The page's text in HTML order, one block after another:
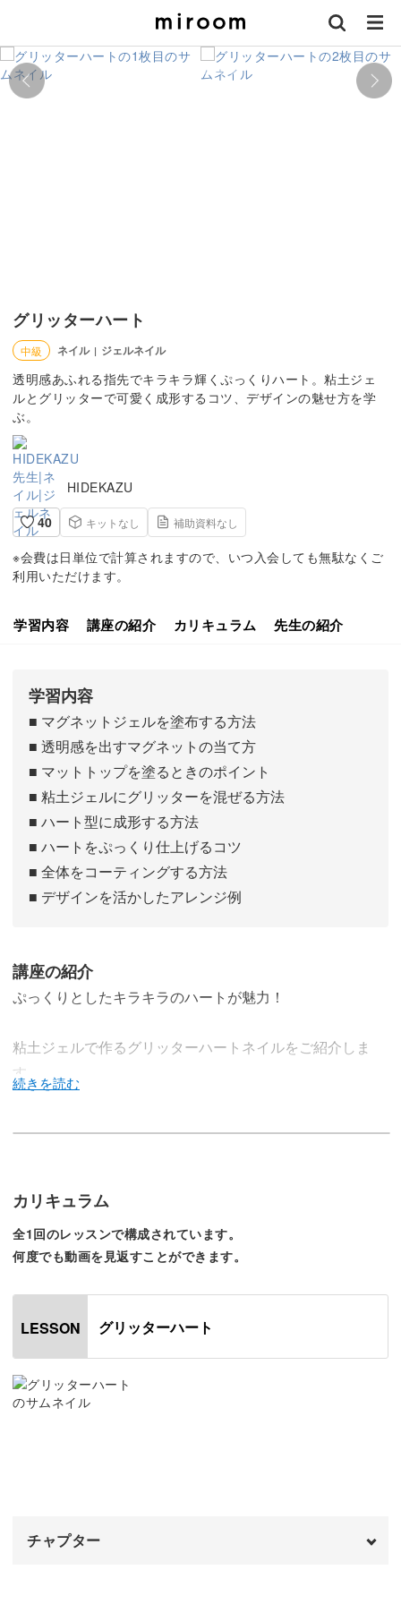
グリッターハート
中級 ネイル | ジェルネイル
透明感あふれる指先でキラキラ輝くぷっくりハート。粘土ジェ
ルとグリッターで可愛く成形するコツ、デザインの魅せ方を学
ぶ。
HIDEKAZU
40
キットなし 補助資料なし
※会費は日単位で計算されますので、いつ入会しても無駄なくご
利用いただけます。
学習内容 講座の紹介 カリキュラム 先生の紹介
学習内容
■ マグネットジェルを塗布する方法
■ 透明感を出すマグネットの当て方
■ マットトップを塗るときのポイント
■ 粘土ジェルにグリッターを混ぜる方法
■ ハート型に成形する方法
■ ハートをぷっくり仕上げるコツ
■ 全体をコーティングする方法
■ デザインを活かしたアレンジ例
講座の紹介
ぷっくりとしたキラキラのハートが魅力！
粘土ジェルで作るグリッターハートネイルをご紹介しま
す。
ラキラとの相乗効果は抜群♪
光の反射で立体感も際立つ、可愛さ満点のアートを作って
今回使うのは自由に形が作れる粘土ジェル。
カリキュラム
全1回のレッスンで構成されています。
何度でも動画を見返すことができます。
LESSON グリッターハート
チャプター